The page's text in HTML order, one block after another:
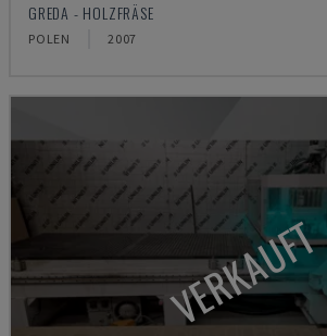
GREDA - HOLZFRÄSE
POLEN 2007
VERKAUFT